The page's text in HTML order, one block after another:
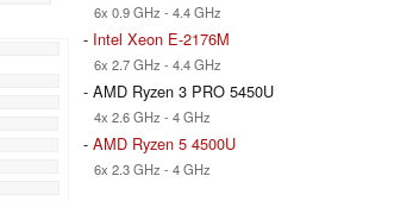
6x 0.9 GHz - 4.4 GHz
- Intel Xeon E-2176M
6x 2.7 GHz - 4.4 GHz
- AMD Ryzen 3 PRO 5450U
4x 2.6 GHz - 4 GHz
- AMD Ryzen 5 4500U
6x 2.3 GHz - 4 GHz